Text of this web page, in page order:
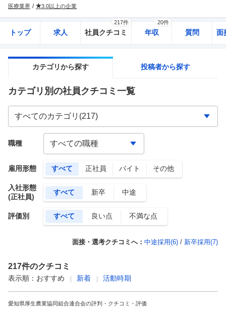
医療業界 3.0以上の企業
トップ 求人 社員クチコミ
217件
年収
20件
質問 面
カテゴリから探す 投稿者から探す
カテゴリ別の社員クチコミ一覧
雇用形態 すべて 正社員 バイト その他
入社形態
(正社員)
すべて 新卒 中途
評価別 すべて 良い点 不満な点
職種
面接・選考クチコミへ： 中途採用(6) / 新卒採用(7)
217件のクチコミ
表示順： おすすめ 新着 活動時期
愛知県厚生農業協同組合連合会の評判・クチコミ・評価